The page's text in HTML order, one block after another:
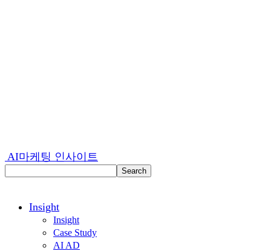
AI마케팅 인사이트
Insight
Insight
Case Study
AI AD